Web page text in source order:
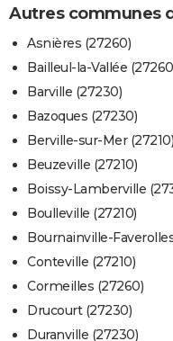
Autres communes
Asnières (27260)
Bailleul-la-Vallée
Barville (27230)
Bazoques (27230)
Berville-sur-Mer (27210)
Beuzeville (27210)
Boissy-Lamberville
Boulleville (27210)
Bournainville-
Conteville (27210)
Cormeilles (27260)
Drucourt (27230)
Duranville (27230)